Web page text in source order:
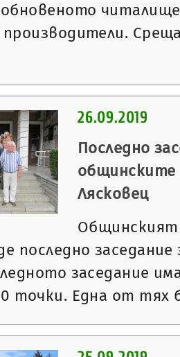
обновеното
производители.
26.09.2019
Последно
общинските
Лясковец
Общинският
последно заседание
заседание
точки. Една от тях